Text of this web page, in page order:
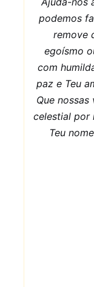
podemos
remove
egoísmo
com
paz e Teu
Que
celestial por
Teu